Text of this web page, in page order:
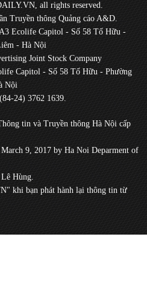
all rights reserved.
Truyền thông Quảng cáo A&D.
Ecolife Capitol - Số 58 Tố Hữu -
- Hà Nội
Joint Stock Company
Capitol - Số 58 Tố Hữu - Phường
Nội
24) 3762 1639.
tin và Truyền thông Hà Nội cấp
9, 2017 by Ha Noi Deparment of
Hùng.
khi bạn phát hành lại thông tin từ